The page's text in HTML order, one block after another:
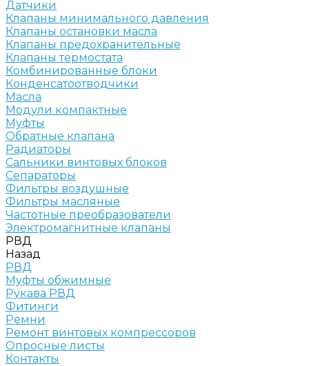
Датчики
Клапаны минимального давления
Клапаны остановки масла
Клапаны предохранительные
Клапаны термостата
Комбинированные блоки
Конденсатоотводчики
Масла
Модули компактные
Муфты
Обратные клапана
Радиаторы
Сальники винтовых блоков
Сепараторы
Фильтры воздушные
Фильтры масляные
Частотные преобразователи
Электромагнитные клапаны
РВД
Назад
РВД
Муфты обжимные
Рукава РВД
Фитинги
Ремни
Ремонт винтовых компрессоров
Опросные листы
Контакты